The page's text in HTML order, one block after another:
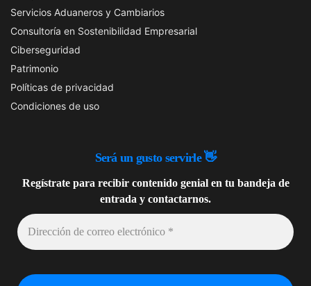
Servicios Aduaneros y Cambiarios
Consultoría en Sostenibilidad Empresarial
Ciberseguridad
Patrimonio
Políticas de privacidad
Condiciones de uso
Será un gusto servirle 👋
Regístrate para recibir contenido genial en tu bandeja de
entrada y contactarnos.